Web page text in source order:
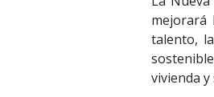
mejorará
talento,
vivienda